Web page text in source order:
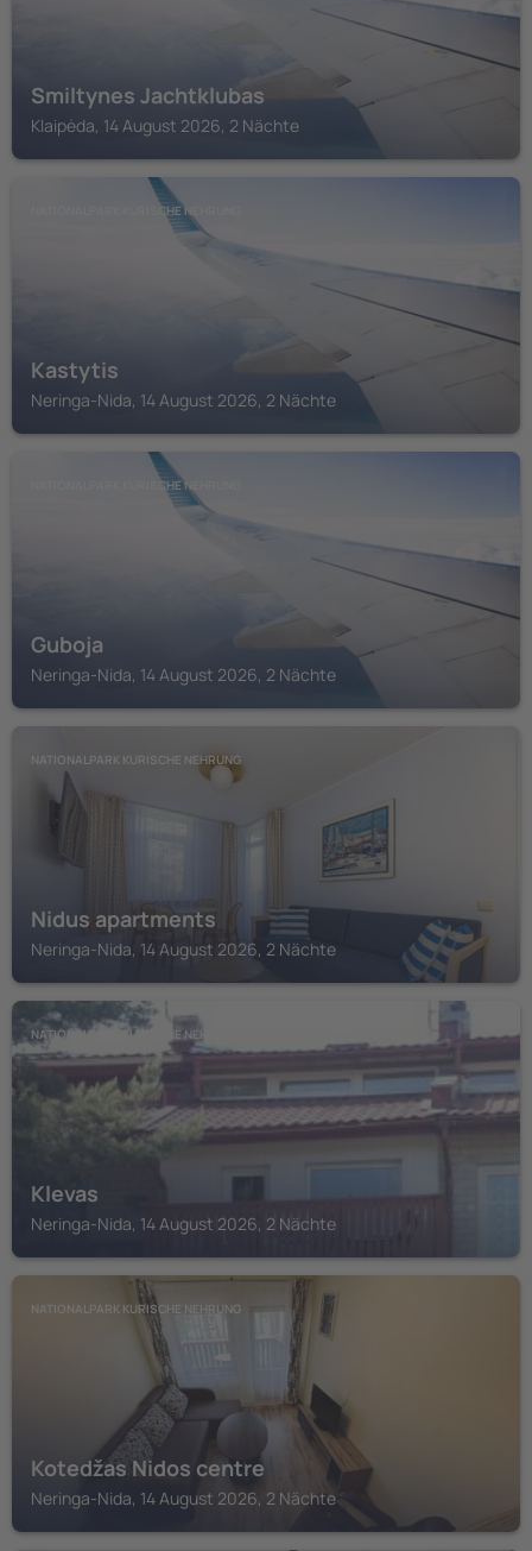
Smiltynes Jachtklubas
Klaipėda, 14 August 2026, 2 Nächte
NATIONALPARK KURISCHE NEHRUNG
Kastytis
Neringa-Nida, 14 August 2026, 2 Nächte
NATIONALPARK KURISCHE NEHRUNG
Guboja
Neringa-Nida, 14 August 2026, 2 Nächte
NATIONALPARK KURISCHE NEHRUNG
Nidus apartments
Neringa-Nida, 14 August 2026, 2 Nächte
NATIONALPARK KURISCHE NEHRUNG
Klevas
Neringa-Nida, 14 August 2026, 2 Nächte
NATIONALPARK KURISCHE NEHRUNG
Kotedžas Nidos centre
Neringa-Nida, 14 August 2026, 2 Nächte